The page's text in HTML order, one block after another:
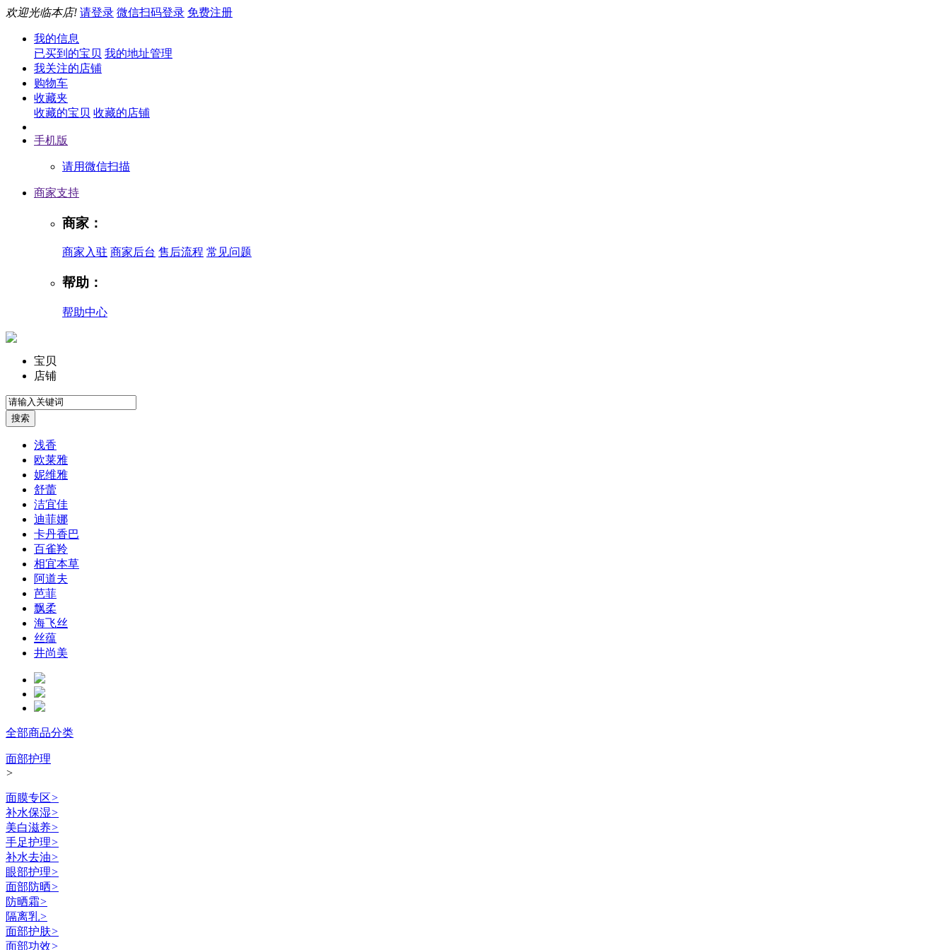
欢迎光临本店! 请登录 微信扫码登录 免费注册
我的信息
已买到的宝贝 我的地址管理
我关注的店铺
购物车
收藏夹
收藏的宝贝 收藏的店铺
手机版
请用微信扫描
商家支持
商家：
商家入驻 商家后台 售后流程 常见问题
帮助：
帮助中心
宝贝
店铺
浅香
欧莱雅
妮维雅
舒蕾
洁宜佳
迪菲娜
卡丹香巴
百雀羚
相宜本草
阿道夫
芭菲
飘柔
海飞丝
丝蕴
井尚美
全部商品分类
面部护理
>
面膜专区>
补水保湿>
美白滋养>
手足护理>
补水去油>
眼部护理>
面部防晒>
防晒霜>
隔离乳>
面部护肤>
面部功效>